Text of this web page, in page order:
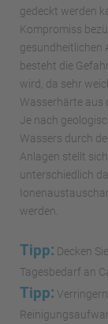
gedeckt werden
Kompromiss
gesundheitlichen
besteht die
wird, da sehr
Wasserhärte aus
Je nach
Wassers durch
Anlagen stellt
unterschiedlich
werden.
Tipp: Decken
Tagesbedarf an
Tipp: